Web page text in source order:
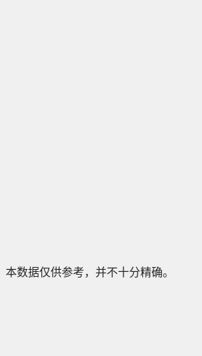
本数据仅供参考，并不十分精确。